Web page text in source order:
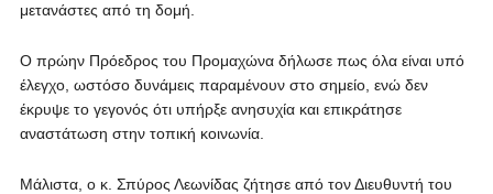
μετανάστες από τη δομή.
Ο πρώην Πρόεδρος του Προμαχώνα δήλωσε πως όλα είναι υπό
έλεγχο, ωστόσο δυνάμεις παραμένουν στο σημείο, ενώ δεν
έκρυψε το γεγονός ότι υπήρξε ανησυχία και επικράτησε
αναστάτωση στην τοπική κοινωνία.
Μάλιστα, ο κ. Σπύρος Λεωνίδας ζήτησε από τον Διευθυντή του